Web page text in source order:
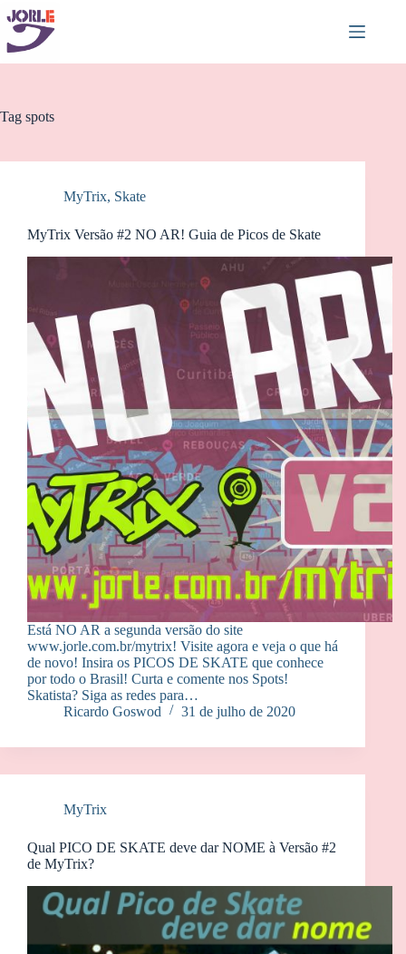
Pular
para
conteúdo
Tag spots
MyTrix, Skate
MyTrix Versão #2 NO AR! Guia de Picos de Skate
Está NO AR a segunda versão do site
www.jorle.com.br/mytrix! Visite agora e veja o que há
de novo! Insira os PICOS DE SKATE que conhece
por todo o Brasil! Curta e comente nos Spots!
Skatista? Siga as redes para…
Ricardo Goswod
31 de julho de 2020
MyTrix
Qual PICO DE SKATE deve dar NOME à Versão #2
de MyTrix?